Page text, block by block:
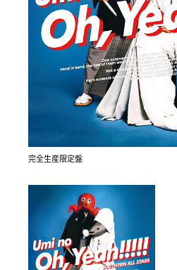
完全生産限定盤